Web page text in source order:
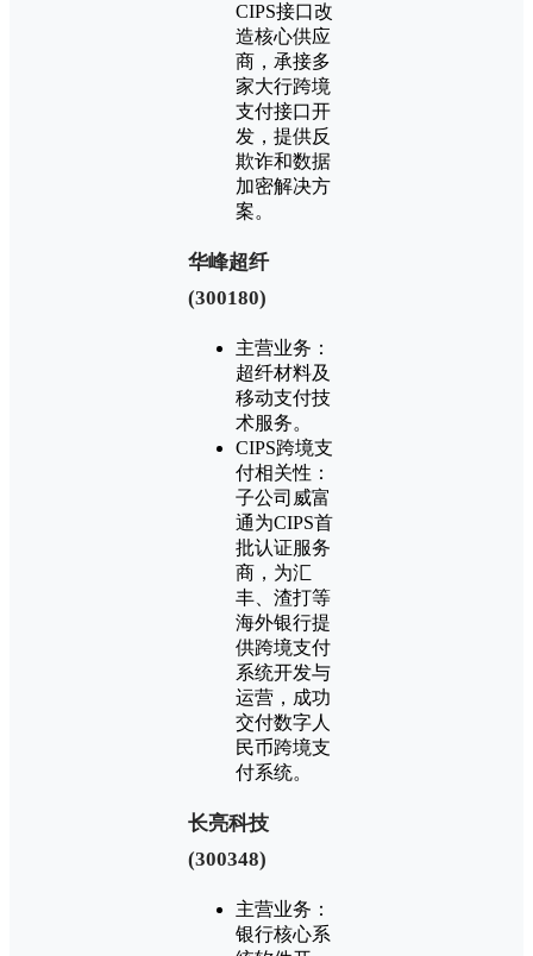
CIPS接口改
造核心供应
商，承接多
家大行跨境
支付接口开
发，提供反
欺诈和数据
加密解决方
案。
‌华峰超纤
(300180)‌
主营业务：
超纤材料及
移动支付技
术服务。
CIPS跨境支
付相关性：
子公司威富
通为CIPS首
批认证服务
商，为汇
丰、渣打等
海外银行提
供跨境支付
系统开发与
运营，成功
交付数字人
民币跨境支
付系统。
‌长亮科技
(300348)‌
主营业务：
银行核心系